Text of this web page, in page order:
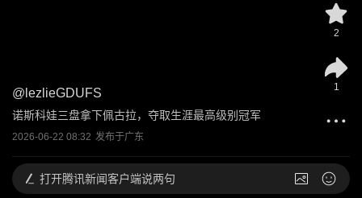
@ lezlieGDUFS
诺斯科娃三盘拿下佩古拉，夺取生涯最高级别冠军
2026-06-22 08:32 发布于广东
2
1
打开腾讯新闻客户端说两句